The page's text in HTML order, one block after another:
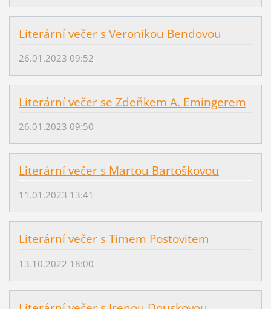
Literární večer s Veronikou Bendovou
26.01.2023 09:52
Literární večer se Zdeňkem A. Emingerem
26.01.2023 09:50
Literární večer s Martou Bartoškovou
11.01.2023 13:41
Literární večer s Timem Postovitem
13.10.2022 18:00